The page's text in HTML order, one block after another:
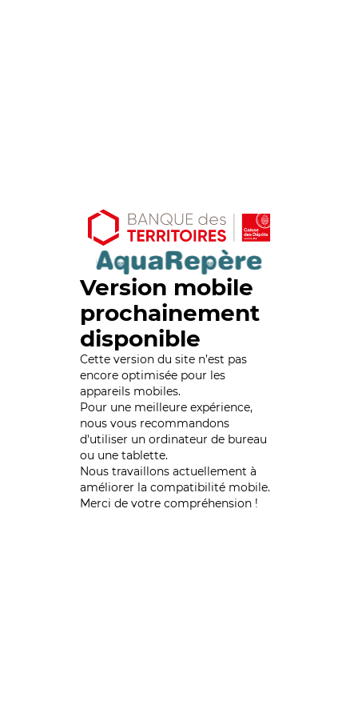
Version mobile
prochainement
disponible
Cette version du site n’est pas
encore optimisée pour les
appareils mobiles.
Pour une meilleure expérience,
nous vous recommandons
d'utiliser un ordinateur de bureau
ou une tablette.
Nous travaillons actuellement à
améliorer la compatibilité mobile.
Merci de votre compréhension !